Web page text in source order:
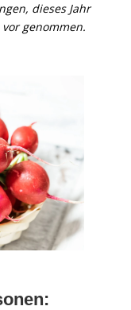
dieses Jahr
genommen.